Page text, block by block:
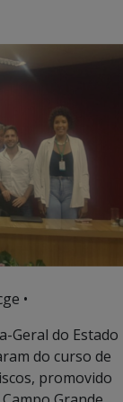
•
Geral do Estado
do curso de
promovido